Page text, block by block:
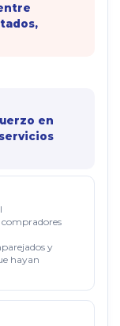
en
y
hayan